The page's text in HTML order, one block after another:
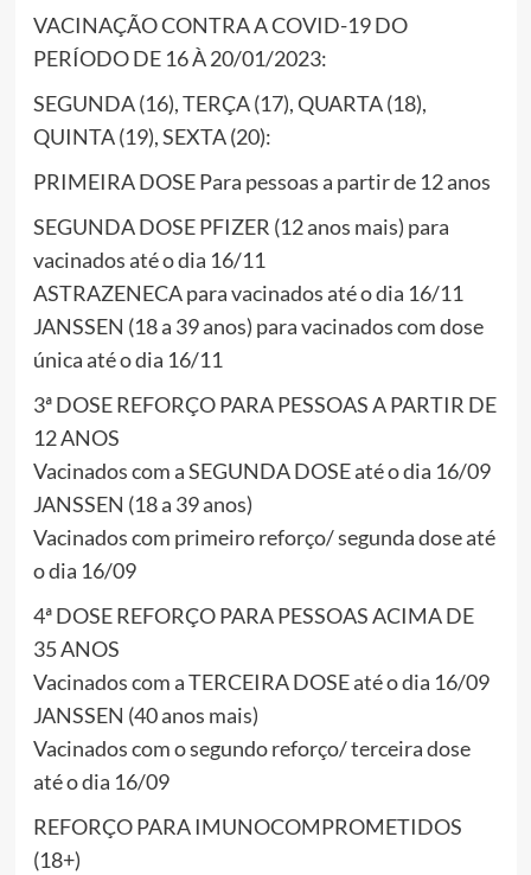
VACINAÇÃO CONTRA A COVID-19 DO
PERÍODO DE 16 À 20/01/2023:
SEGUNDA (16), TERÇA (17), QUARTA (18),
QUINTA (19), SEXTA (20):
PRIMEIRA DOSE Para pessoas a partir de 12 anos
SEGUNDA DOSE PFIZER (12 anos mais) para
vacinados até o dia 16/11
ASTRAZENECA para vacinados até o dia 16/11
JANSSEN (18 a 39 anos) para vacinados com dose
única até o dia 16/11
3ª DOSE REFORÇO PARA PESSOAS A PARTIR DE
12 ANOS
Vacinados com a SEGUNDA DOSE até o dia 16/09
JANSSEN (18 a 39 anos)
Vacinados com primeiro reforço/ segunda dose até
o dia 16/09
4ª DOSE REFORÇO PARA PESSOAS ACIMA DE
35 ANOS
Vacinados com a TERCEIRA DOSE até o dia 16/09
JANSSEN (40 anos mais)
Vacinados com o segundo reforço/ terceira dose
até o dia 16/09
REFORÇO PARA IMUNOCOMPROMETIDOS
(18+)